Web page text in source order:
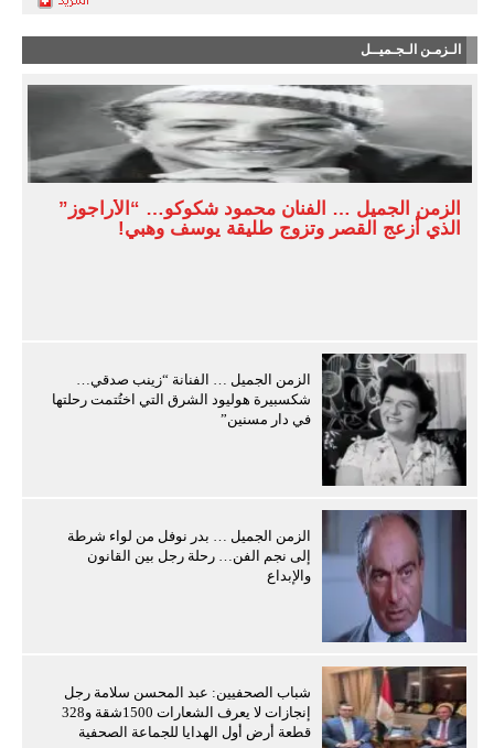
الـزمـن الـجـميــل
الزمن الجميل … الفنان محمود شكوكو… “الأراجوز”
الذي أزعج القصر وتزوج طليقة يوسف وهبي!
الزمن الجميل … الفنانة “زينب صدقي…
شكسبيرة هوليود الشرق التي اختُتمت رحلتها
في دار مسنين”
الزمن الجميل … بدر نوفل من لواء شرطة
إلى نجم الفن… رحلة رجل بين القانون
والإبداع
شباب الصحفيين: عبد المحسن سلامة رجل
إنجازات لا يعرف الشعارات 1500شقة و328
قطعة أرض أول الهدايا للجماعة الصحفية